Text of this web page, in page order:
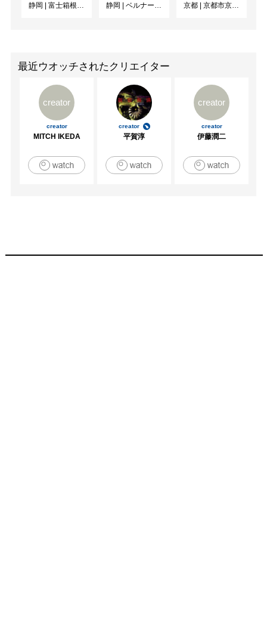
静岡 | 富士箱根カントリークラブ 静岡 | ベルナール・ビュフェ美術館 京都 | 京都市京セラ美術館
最近ウオッチされたクリエイター
creator
creator
MITCH IKEDA
creator
平賀淳
creator
creator
伊藤潤二